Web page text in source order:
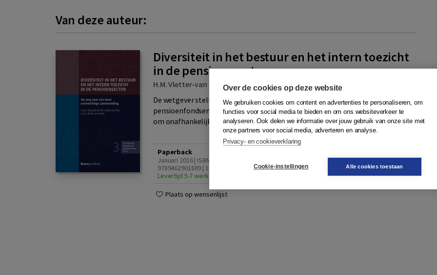
Van deze auteur:
Diversiteit in het bestuur en het intern toezicht
in de pensioensector
H.M. Vletter-van Dort,Ageeth Klaassen |Boom
De wetgever stelt sinds 2014 versterkte eisen aan de governance van
pensioenfondsen. Zo wordt door de introductie van verschillende mogelijkheden
om onafhankelijke deskundige bestuurders te benoeme...Meer
Paperback
Januari 2016 | ISBN
9789462901889 | 1e druk
Levertijd 5-7 werkdagen
61,50 − In winkelwagen
Plaats op wensenlijst
Over de cookies op deze website
We gebruiken cookies om content en advertenties te personaliseren, om
functies voor social media te bieden en om ons websiteverkeer te
analyseren. Ook delen we informatie over jouw gebruik van onze site met
onze partners voor social media, adverteren en analyse.
Privacy- en cookieverklaring
Cookie-instellingen Alle cookies toestaan